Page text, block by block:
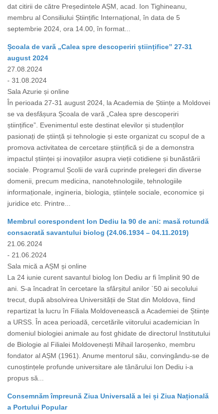
dat citirii de către Președintele AȘM, acad. Ion Tighineanu,
membru al Consiliului Științific Internațional, în data de 5
septembrie 2024, ora 14.00, în format...
Școala de vară „Calea spre descoperiri științifice” 27-31
august 2024
27.08.2024
- 31.08.2024
Sala Azurie și online
În perioada 27-31 august 2024, la Academia de Științe a Moldovei
se va desfășura Școala de vară „Calea spre descoperiri
științifice”. Evenimentul este destinat elevilor și studenților
pasionați de știință și tehnologie și este organizat cu scopul de a
promova activitatea de cercetare științifică și de a demonstra
impactul științei și inovațiilor asupra vieții cotidiene și bunăstării
sociale. Programul Școlii de vară cuprinde prelegeri din diverse
domenii, precum medicina, nanotehnologiile, tehnologiile
informaționale, ingineria, biologia, științele sociale, economice și
juridice etc. Printre...
Membrul corespondent Ion Dediu la 90 de ani: masă rotundă
consacrată savantului biolog (24.06.1934 – 04.11.2019)
21.06.2024
- 21.06.2024
Sala mică a AȘM și online
La 24 iunie curent savantul biolog Ion Dediu ar fi împlinit 90 de
ani. S-a încadrat în cercetare la sfârșitul anilor `50 ai secolului
trecut, după absolvirea Universității de Stat din Moldova, fiind
repartizat la lucru în Filiala Moldovenească a Academiei de Științe
a URSS. În acea perioadă, cercetările viitorului academician în
domeniul biologiei animale au fost ghidate de directorul Institutului
de Biologie al Filialei Moldovenești Mihail Iaroșenko, membru
fondator al AȘM (1961). Anume mentorul său, convingându-se de
cunoștințele profunde universitare ale tânărului Ion Dediu i-a
propus să...
Consemnăm împreună Ziua Universală a Iei și Ziua Națională
a Portului Popular